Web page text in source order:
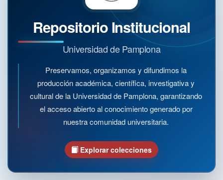
Repositorio Institucional
Universidad de Pamplona
Preservamos, organizamos y difundimos la
producción académica, científica, investigativa y
cultural de la Universidad de Pamplona, garantizando
el acceso abierto al conocimiento generado por
nuestra comunidad universitaria.
Explorar colecciones